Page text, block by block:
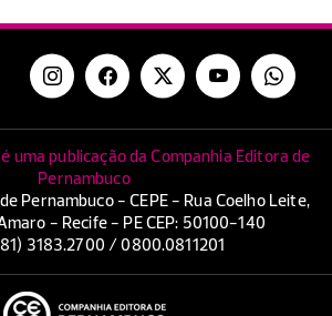
uma publicação da Companhia Editora de
Pernambuco
Pernambuco - CEPE - Rua Coelho Leite,
- Recife - PE CEP: 50100-140
3183.2700 / 0800.0811201